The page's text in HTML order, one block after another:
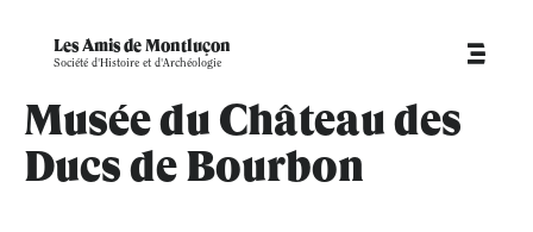
Les Amis de Montluçon
Société d'Histoire et d'Archéologie
Musée du Château des
Ducs de Bourbon